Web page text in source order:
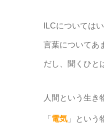
ILCについては
言葉についてあ
だし、聞くひと
人間という生き
「 電気 」という